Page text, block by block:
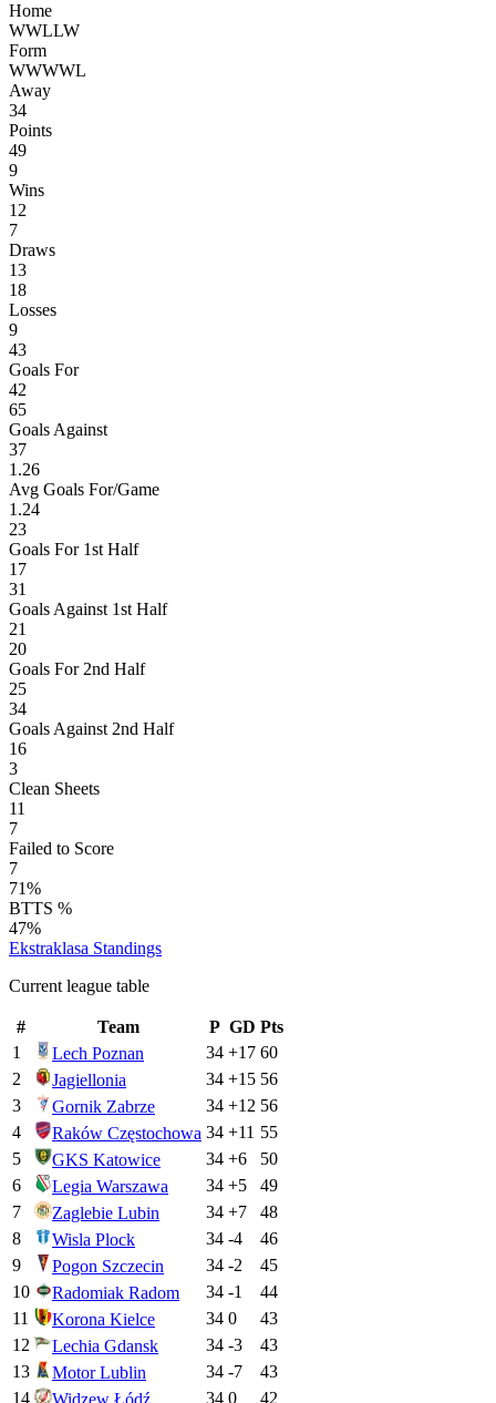
Home
WWLLW
Form
WWWWL
Away
34
Points
49
9
Wins
12
7
Draws
13
18
Losses
9
43
Goals For
42
65
Goals Against
37
1.26
Avg Goals For/Game
1.24
23
Goals For 1st Half
17
31
Goals Against 1st Half
21
20
Goals For 2nd Half
25
34
Goals Against 2nd Half
16
3
Clean Sheets
11
7
Failed to Score
7
71%
BTTS %
47%
Ekstraklasa Standings
Current league table
# Team P GD Pts
1
Lech Poznan 34 +17 60
2
Jagiellonia 34 +15 56
3
Gornik Zabrze 34 +12 56
4
Raków Częstochowa 34 +11 55
5
GKS Katowice 34 +6
50
6
Legia Warszawa 34 +5
49
7
Zaglebie Lubin 34 +7
48
8
Wisla Plock 34 -4
46
9
Pogon Szczecin 34 -2
45
10
Radomiak Radom 34 -1
44
11
Korona Kielce 34 0
43
12
Lechia Gdansk 34 -3
43
13
Motor Lublin 34 -7
43
14
34 0
42